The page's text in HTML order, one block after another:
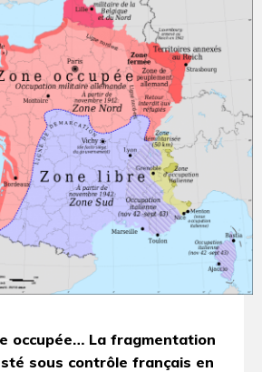
occupée… La fragmentation
sous contrôle français en